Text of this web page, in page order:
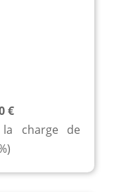
€
charge de